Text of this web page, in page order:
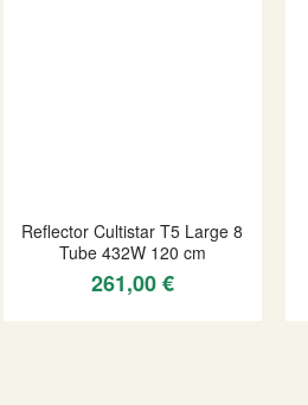
Reflector Cultistar T5 Large 8
Tube 432W 120 cm
261,00 €